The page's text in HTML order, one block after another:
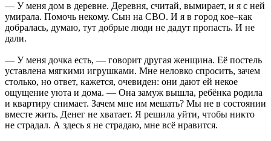
— У меня дом в деревне. Деревня, считай, вымирает, и я с ней
умирала. Помочь некому. Сын на СВО. И я в город кое–как
добралась, думаю, тут добрые люди не дадут пропасть. И не
дали.
— У меня дочка есть, — говорит другая женщина. Её постель
уставлена мягкими игрушками. Мне неловко спросить, зачем
столько, но ответ, кажется, очевиден: они дают ей некое
ощущение уюта и дома. — Она замуж вышла, ребёнка родила
и квартиру снимает. Зачем мне им мешать? Мы не в состоянии
вместе жить. Денег не хватает. Я решила уйти, чтобы никто
не страдал. А здесь я не страдаю, мне всё нравится.